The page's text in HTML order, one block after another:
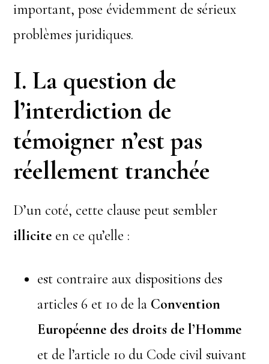
important, pose évidemment de sérieux
problèmes juridiques.
I. La question de
l’interdiction de
témoigner n’est pas
réellement tranchée
D’un coté, cette clause peut sembler
illicite en ce qu’elle :
est contraire aux dispositions des
articles 6 et 10 de la Convention
Européenne des droits de l’Homme
et de l’article 10 du Code civil suivant